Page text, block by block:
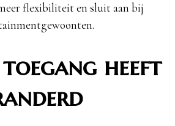
flexibiliteit en sluit aan bij
heeft